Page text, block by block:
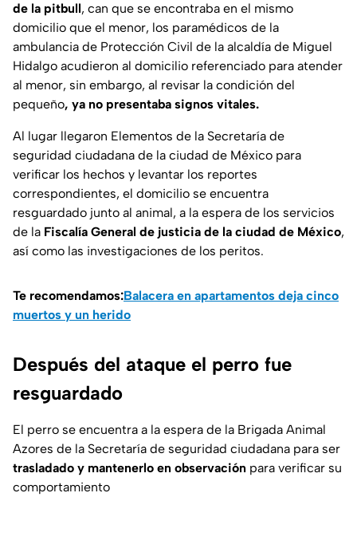
de la pitbull, can que se encontraba en el mismo
domicilio que el menor, los paramédicos de la
ambulancia de Protección Civil de la alcaldía de Miguel
Hidalgo acudieron al domicilio referenciado para atender
al menor, sin embargo, al revisar la condición del
pequeño, ya no presentaba signos vitales.
Al lugar llegaron Elementos de la Secretaría de
seguridad ciudadana de la ciudad de México para
verificar los hechos y levantar los reportes
correspondientes, el domicilio se encuentra
resguardado junto al animal, a la espera de los servicios
de la Fiscalía General de justicia de la ciudad de México,
así como las investigaciones de los peritos.
Te recomendamos:Balacera en apartamentos deja cinco
muertos y un herido
Después del ataque el perro fue
resguardado
El perro se encuentra a la espera de la Brigada Animal
Azores de la Secretaría de seguridad ciudadana para ser
trasladado y mantenerlo en observación para verificar su
comportamiento